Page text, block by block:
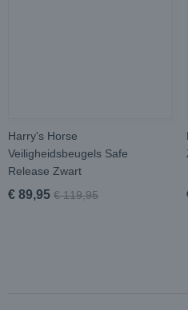
Harry's Horse
Veiligheidsbeugels Safe
Release Zwart
€ 89,95 € 119,95